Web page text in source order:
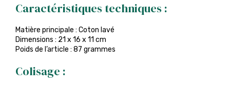
Caractéristiques techniques :
Matière principale : Coton lavé
Dimensions : 21 x 16 x 11 cm
Poids de l’article : 87 grammes
Colisage :